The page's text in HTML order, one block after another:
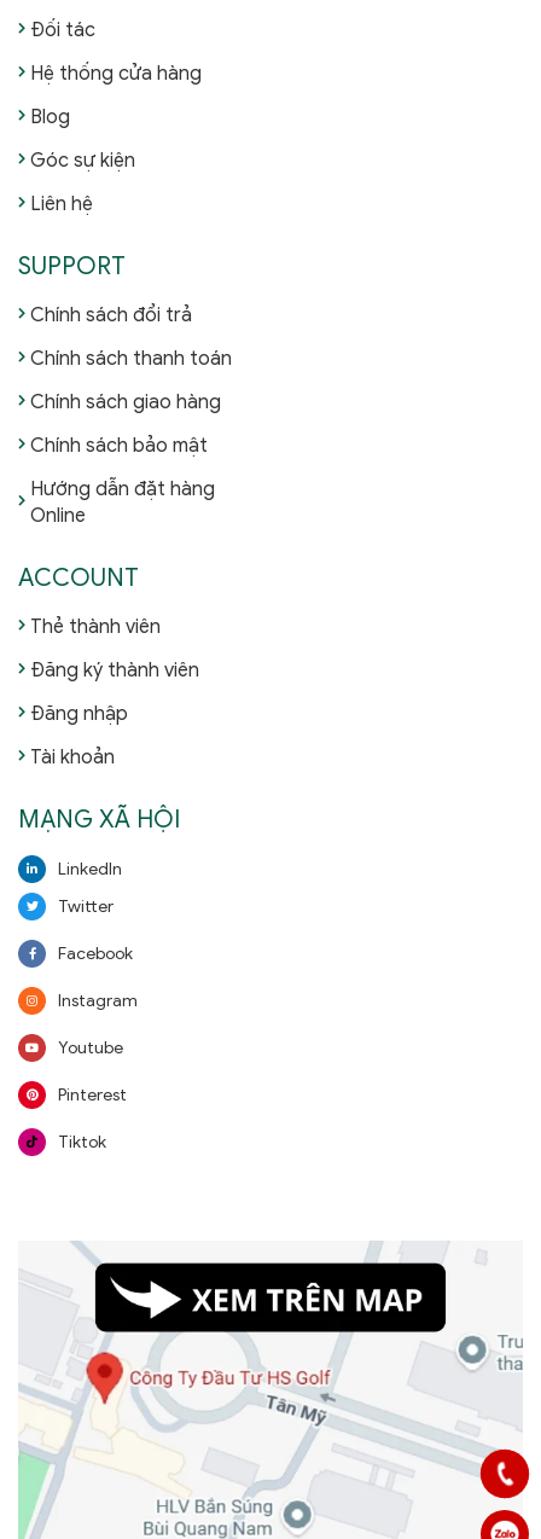
Đối tác
Hệ thống cửa hàng
Blog
Góc sự kiện
Liên hệ
SUPPORT
Chính sách đổi trả
Chính sách thanh toán
Chính sách giao hàng
Chính sách bảo mật
Hướng dẫn đặt hàng
Online
ACCOUNT
Thẻ thành viên
Đăng ký thành viên
Đăng nhập
Tài khoản
MẠNG XÃ HỘI
LinkedIn
Twitter
Facebook
Instagram
Youtube
Pinterest
Tiktok